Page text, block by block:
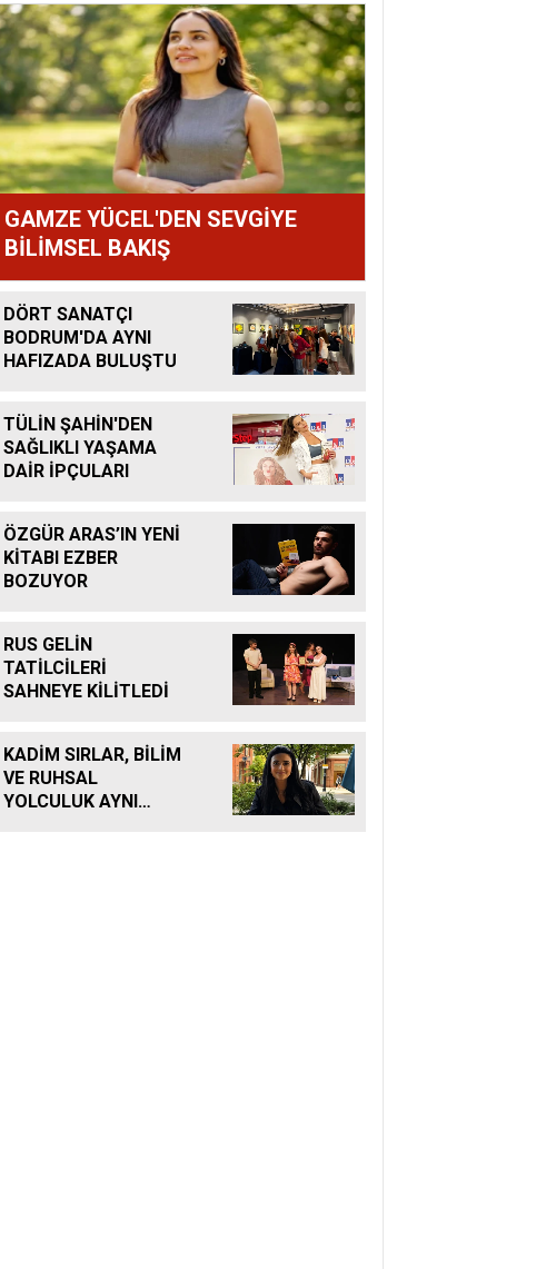
GAMZE YÜCEL'DEN SEVGİYE
BİLİMSEL BAKIŞ
DÖRT SANATÇI
BODRUM'DA AYNI
HAFIZADA BULUŞTU
TÜLİN ŞAHİN'DEN
SAĞLIKLI YAŞAMA
DAİR İPÇULARI
ÖZGÜR ARAS’IN YENİ
KİTABI EZBER
BOZUYOR
RUS GELİN
TATİLCİLERİ
SAHNEYE KİLİTLEDİ
KADİM SIRLAR, BİLİM
VE RUHSAL
YOLCULUK AYNI